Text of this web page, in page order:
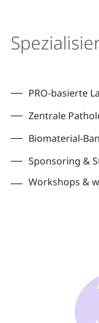
PRO-basierte
Zentrale
Biomaterial-
Sponsoring &
Workshops &